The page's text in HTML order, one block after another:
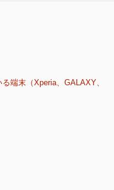
端末（Xperia、GALAXY、